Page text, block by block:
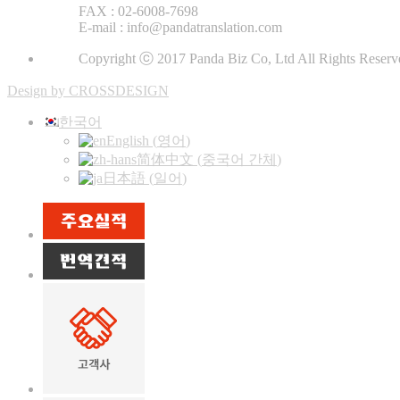
FAX : 02-6008-7698
E-mail : info@pandatranslation.com
Copyright ⓒ 2017 Panda Biz Co, Ltd All Rights
Design by CROSSDESIGN
한국어
English (영어 )
简体中文 (중국어 간체 )
日本語 (일어 )